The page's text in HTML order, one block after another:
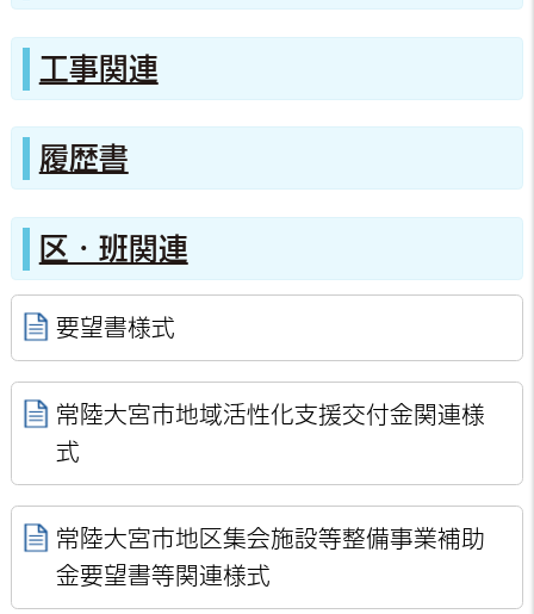
工事関連
履歴書
区・班関連
要望書様式
常陸大宮市地域活性化支援交付金関連様
式
常陸大宮市地区集会施設等整備事業補助
金要望書等関連様式